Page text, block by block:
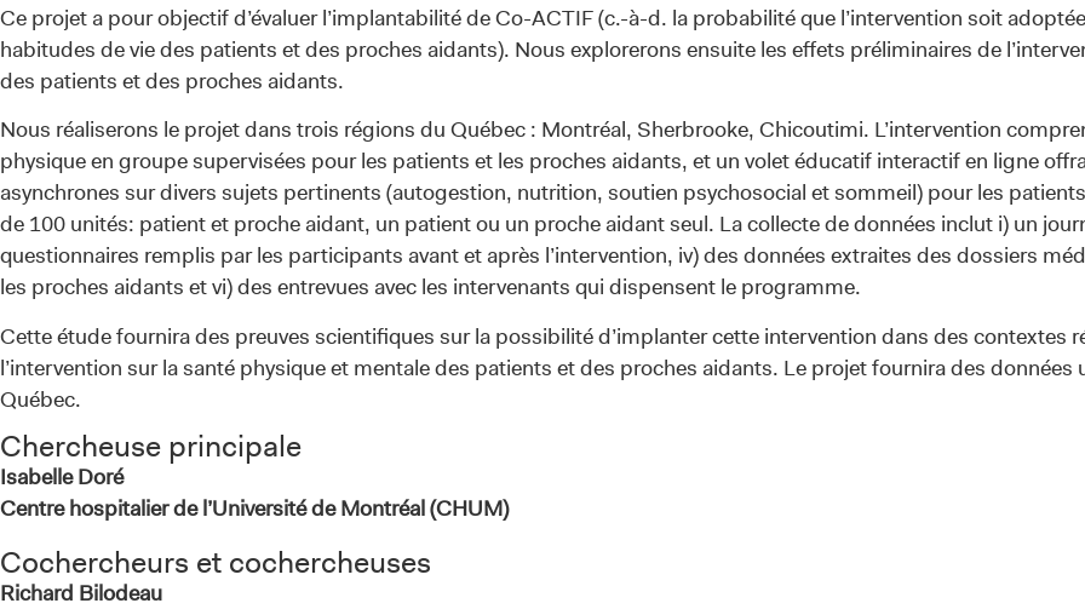
Ce projet a pour objectif d’évaluer l’implantabilité de Co-ACTIF (c.-à-d. la probabilité que l’intervention soit
habitudes de vie des patients et des proches aidants). Nous explorerons ensuite les effets préliminaires de
des patients et des proches aidants.
Nous réaliserons le projet dans trois régions du Québec : Montréal, Sherbrooke, Chicoutimi. L’intervention
physique en groupe supervisées pour les patients et les proches aidants, et un volet éducatif interactif en ligne
asynchrones sur divers sujets pertinents (autogestion, nutrition, soutien psychosocial et sommeil) pour les
de 100 unités: patient et proche aidant, un patient ou un proche aidant seul. La collecte de données inclut i) un
questionnaires remplis par les participants avant et après l’intervention, iv) des données extraites des dossiers
les proches aidants et vi) des entrevues avec les intervenants qui dispensent le programme.
Cette étude fournira des preuves scientifiques sur la possibilité d’implanter cette intervention dans des contextes
l’intervention sur la santé physique et mentale des patients et des proches aidants. Le projet fournira des données
Québec.
Chercheuse principale
Isabelle Doré
Centre hospitalier de l’Université de Montréal (CHUM)
Cochercheurs et cochercheuses
Richard Bilodeau